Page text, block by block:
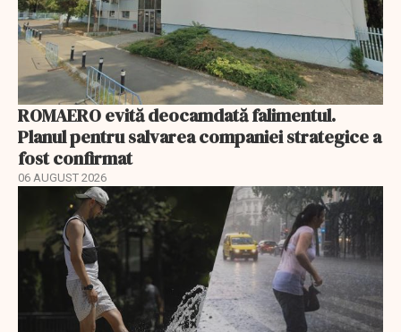
ROMAERO evită deocamdată falimentul.
Planul pentru salvarea companiei strategice a
fost confirmat
06 AUGUST 2026